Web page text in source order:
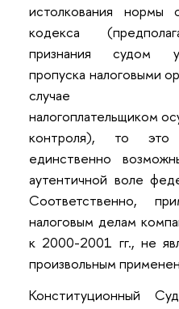
истолкования нормы
кодекса
признания судом
пропуска налоговыми
случае
налогоплательщиком
контроля), то это
единственно
аутентичной воле
Соответственно,
налоговым делам
к 2000-2001 гг., не
произвольным
Конституционный